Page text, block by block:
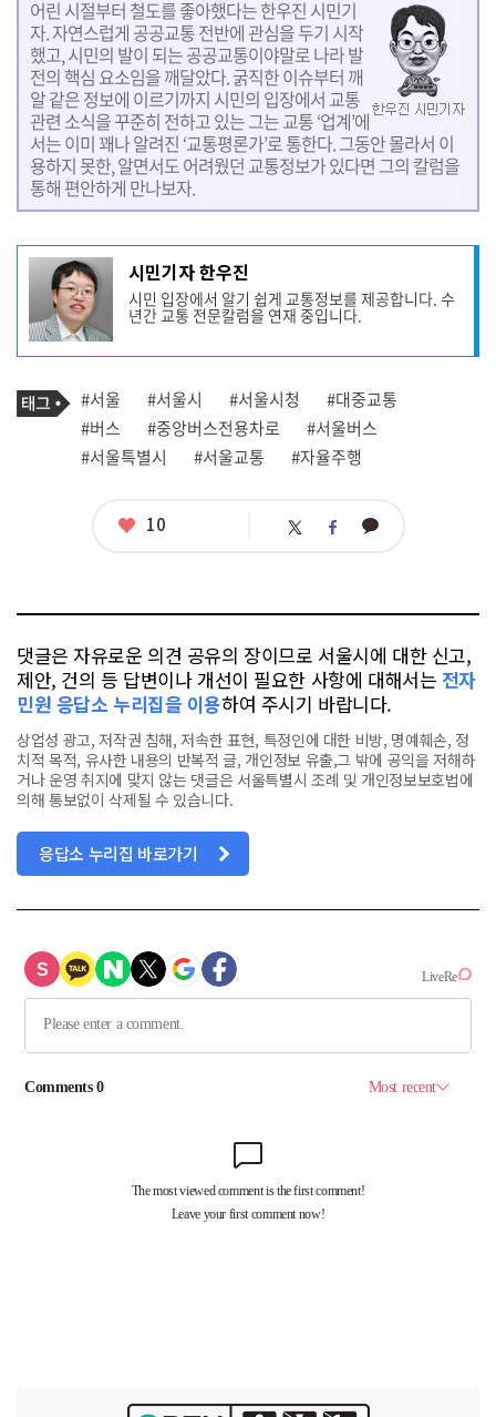
어린 시절부터 철도를 좋아했다는 한우진 시민기
자. 자연스럽게 공공교통 전반에 관심을 두기 시작
했고, 시민의 발이 되는 공공교통이야말로 나라 발
전의 핵심 요소임을 깨달았다. 굵직한 이슈부터 깨
알 같은 정보에 이르기까지 시민의 입장에서 교통
관련 소식을 꾸준히 전하고 있는 그는 교통 ‘업계’에
서는 이미 꽤나 알려진 ‘교통평론가’로 통한다. 그동안 몰라서 이
용하지 못한, 알면서도 어려웠던 교통정보가 있다면 그의 칼럼을
통해 편안하게 만나보자.
기
성
자
프
필
시민기자 한우진
시민 입장에서 알기 쉽게 교통정보를 제공합니다. 수
년간 교통 전문칼럼을 연재 중입니다.
기
사
관
련
태
태
그
#서울 #서울시 #서울시청
#대중교통
#버스
#중앙버스전용차로
#서울버스
#서울특별시
#서울교통 #자율주행
좋
10 트 페 카
댓글은 자유로운 의견 공유의 장이므로 서울시에 대한 신고,
제안, 건의 등 답변이나 개선이 필요한 사항에 대해서는 전자
민원 응답소 누리집을 이용하여 주시기 바랍니다.
상업성 광고, 저작권 침해, 저속한 표현, 특정인에 대한 비방, 명예훼손, 정
치적 목적, 유사한 내용의 반복적 글, 개인정보 유출,그 밖에 공익을 저해하
거나 운영 취지에 맞지 않는 댓글은 서울특별시 조례 및 개인정보보호법에
의해 통보없이 삭제될 수 있습니다.
응답소 누리집 바로가기